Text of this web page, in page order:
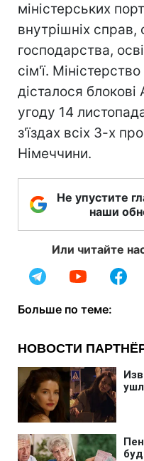
міністерських
внутрішніх справ,
господарства,
сім'ї.
дісталося
угоду 14
з'їздах всіх 3-х
Німеччини.
Не упустите
наши
Или читайте
Больше по теме: